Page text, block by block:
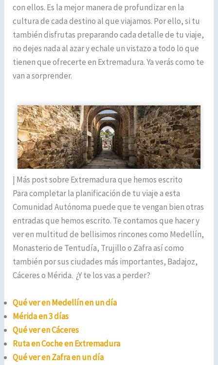
con ellos. Es la mejor manera de profundizar en la
cultura de cada destino al que viajamos. Por ello, si tu
también disfrutas preparando cada detalle de tu viaje,
no dejes nada al azar y echale un vistazo a todo lo que
tienen que ofrecerte en Extremadura. Ya verás como te
van a sorprender.
| Más post sobre Extremadura que hemos escrito
Para completar la planificación de tu viaje a esta
Comunidad Autónoma puede que te vengan bien otras
entradas que hemos escrito. Te contamos que hacer y
ver en multitud de bellisimos rincones como Medellín,
Monasterio de Tentudía, Trujillo o Zafra así como
también por sus ciudades más importantes, Badajoz,
Cáceres o Mérida. ¿Y te los vas a perder?
Qué ver en Medellín en un día
Mérida en 3 días
Qué ver en Cáceres
Ruta en Coche en Extremadura
Qué ver en Zafra en un día